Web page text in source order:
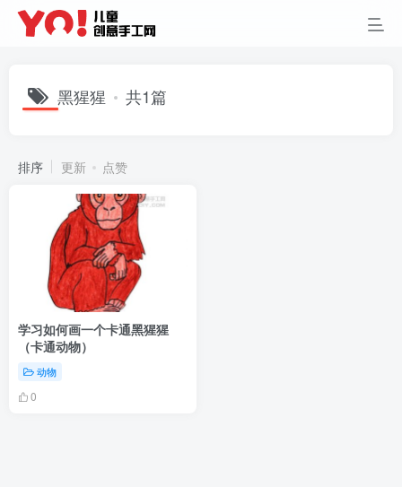
黑猩猩 共1篇
排序 更新 点赞
学习如何画一个卡通黑猩猩
（卡通动物）
动物
0